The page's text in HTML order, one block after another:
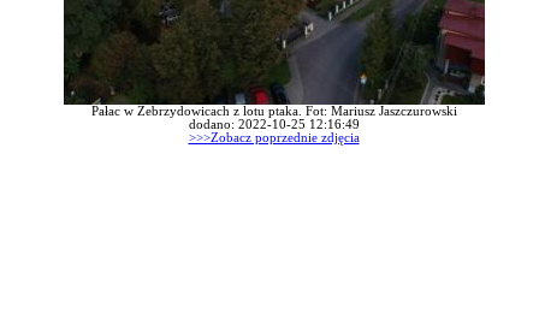
Pałac w Zebrzydowicach z lotu ptaka. Fot: Mariusz Jaszczurowski
dodano: 2022-10-25 12:16:49
>>>Zobacz poprzednie zdjęcia